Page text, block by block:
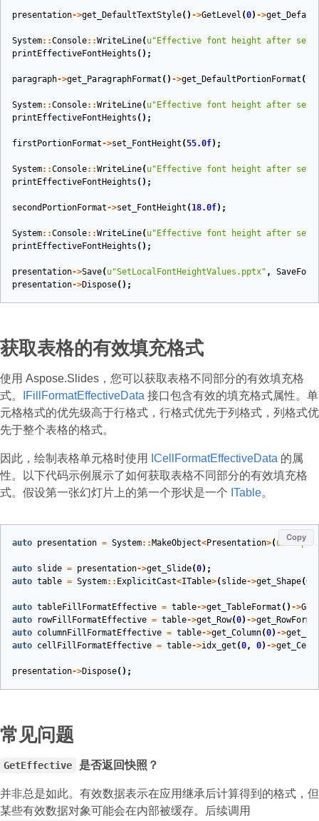
presentation->get_DefaultTextStyle() ->GetLevel (0) ->
System::Console::WriteLine( u"Effective font height after
printEffectiveFontHeights ();
paragraph->get_ParagraphFormat () ->get_DefaultPortionFormat ()
System::Console::WriteLine( u"Effective font height after
printEffectiveFontHeights ();
firstPortionFormat->set_FontHeight (55.0f);
System::Console::WriteLine( u"Effective font height after
printEffectiveFontHeights ();
secondPortionFormat->set_FontHeight ( 18.0f);
System::Console::WriteLine( u"Effective font height after
printEffectiveFontHeights ();
presentation->Save( u"SetLocalFontHeightValues.pptx" ,
presentation->Dispose();
获取表格的有效填充格式
使用 Aspose.Slides，您可以获取表格不同部分的有效填充格
式。
IFillFormatEffectiveData 接口包含有效的填充格式属性。单
元格格式的优先级高于行格式，行格式优先于列格式，列格式优
先于整个表格的格式。
因此，绘制表格单元格时使用 ICellFormatEffectiveData 的属
性。以下代码示例展示了如何获取表格不同部分的有效填充格
式。假设第一张幻灯片上的第一个形状是一个 ITable。
Copy
auto presentation = System:: MakeObject<Presentation>( u
auto slide = presentation->get_Slide(0);
auto table = System:: ExplicitCast<ITable>( slide->get_Shape(0
auto tableFillFormatEffective = table->get_TableFormat () ->
auto
rowFillFormatEffective = table->get_Row(0) ->
auto columnFillFormatEffective = table->get_Column(0) ->
auto cellFillFormatEffective = table->idx_get (0, 0) ->
presentation->Dispose();
常见问题
GetEffective 是否返回快照？
并非总是如此。有效数据表示在应用继承后计算得到的格式，但
某些有效数据对象可能会在内部被缓存。后续调用